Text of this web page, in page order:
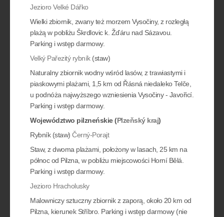
Jezioro Velké Dářko
Wielki zbiornik, zwany też morzem Vysočiny, z rozległą
plażą w pobliżu Škrdlovic k. Žďáru nad Sázavou.
Parking i wstęp darmowy.
Velký Pařezitý rybník(staw)
Naturalny zbiornik wodny wśród lasów, z trawiastymi i
piaskowymi plażami, 1,5 km od Řásná niedaleko Telče,
u podnóża najwyższego wzniesienia Vysočiny - Javořicí.
Parking i wstęp darmowy.
Województwo pilzneńskie (Plzeňský kraj)
Rybník (staw)Černý-Porajt
Staw, z dwoma plażami, położony w lasach, 25 km na
północ od Pilzna, w pobliżu miejscowości Horní Bělá.
Parking i wstęp darmowy.
Jezioro Hracholusky
Malowniczy sztuczny zbiornik z zaporą, około 20 km od
Pilzna, kierunek Stříbro. Parking i wstęp darmowy (nie